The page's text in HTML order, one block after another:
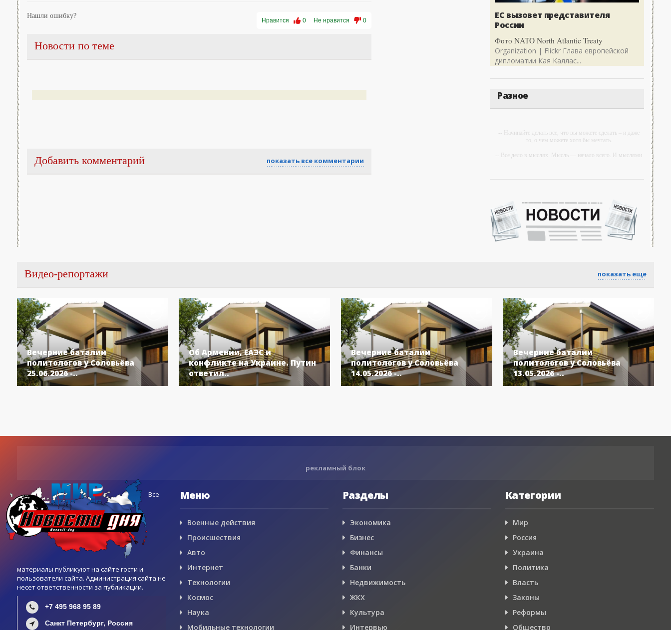
Нравится 0 Не нравится 0
Нашли ошибку?
Новости по теме
Добавить комментарий показать все комментарии
ЕС вызовет представителя
России
Фото NATO North Atlantic Treaty
Organization | Flickr Глава европейской
дипломатии Кая Каллас...
Разное
-- Начинайте делать все, что вы можете сделать – и даже
то, о чем можете хотя бы мечтать.
-- Все дело в мыслях. Мысль — начало всего. И мыслями
-- Самое большое богатство — это ум. Самая большая
нищета — глупость. Из всех страхов самый пугающий —
самолюбование.
-- Лучшее, что можно сделать с хорошим советом, это
Видео-репортажи показать еще
Вечерние баталии
политологов у Соловьёва
25.06.2026 -..
Об Армении, ЕАЭС и
конфликте на Украине. Путин
ответил..
Вечерние баталии
политологов у Соловьёва
14.05.2026 -..
Вечерние баталии
политологов у Соловьёва
13.05.2026 -..
рекламный блок
Все
материалы публикуют на сайте гости и
пользователи сайта. Администрация сайта не
несет ответственности за публикации.
+7 495 968 95 89
Санкт Петербург, Россия
Меню
Военные действия
Происшествия
Авто
Интернет
Технологии
Космос
Наука
Мобильные технологии
Разделы
Экономика
Бизнес
Финансы
Банки
Недвижимость
ЖКХ
Культура
Интервью
Категории
Мир
Россия
Украина
Политика
Власть
Законы
Реформы
Общество